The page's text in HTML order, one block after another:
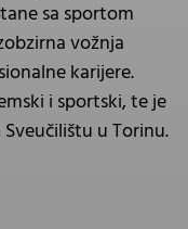
sa sportom
vožnja
karijere.
i sportski, te je
u Torinu.